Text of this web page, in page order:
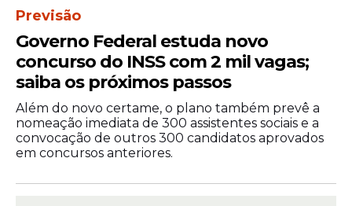
Previsão
Governo Federal estuda novo
concurso do INSS com 2 mil vagas;
saiba os próximos passos
Além do novo certame, o plano também prevê a
nomeação imediata de 300 assistentes sociais e a
convocação de outros 300 candidatos aprovados
em concursos anteriores.